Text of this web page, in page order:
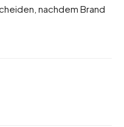
nachdem Brand